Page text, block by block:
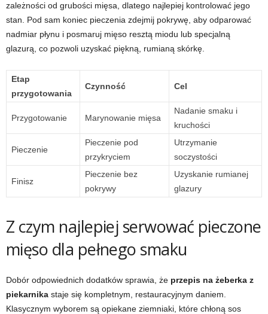
zależności od grubości mięsa, dlatego najlepiej kontrolować jego
stan. Pod sam koniec pieczenia zdejmij pokrywę, aby odparować
nadmiar płynu i posmaruj mięso resztą miodu lub specjalną
glazurą, co pozwoli uzyskać piękną, rumianą skórkę.
Etap
przygotowania
Czynność Cel
Przygotowanie Marynowanie mięsa
Nadanie smaku i
kruchości
Pieczenie
Pieczenie pod
przykryciem
Utrzymanie
soczystości
Finisz
Pieczenie bez
pokrywy
Uzyskanie rumianej
glazury
Z czym najlepiej serwować pieczone
mięso dla pełnego smaku
Dobór odpowiednich dodatków sprawia, że przepis na żeberka z
piekarnika staje się kompletnym, restauracyjnym daniem.
Klasycznym wyborem są opiekane ziemniaki, które chłoną sos